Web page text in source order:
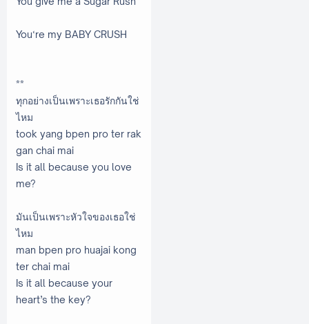
You‘re my BABY CRUSH
**
ทุกอย่างเป็นเพราะเธอรักกันใช่
ไหม
took yang bpen pro ter rak
gan chai mai
Is it all because you love
me?
มันเป็นเพราะหัวใจของเธอใช่
ไหม
man bpen pro huajai kong
ter chai mai
Is it all because your
heart’s the key?